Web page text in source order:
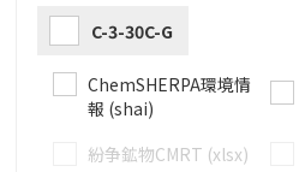
C-3-30C-G
ChemSHERPA環境情
報 (shai)
紛争鉱物CMRT (xlsx)